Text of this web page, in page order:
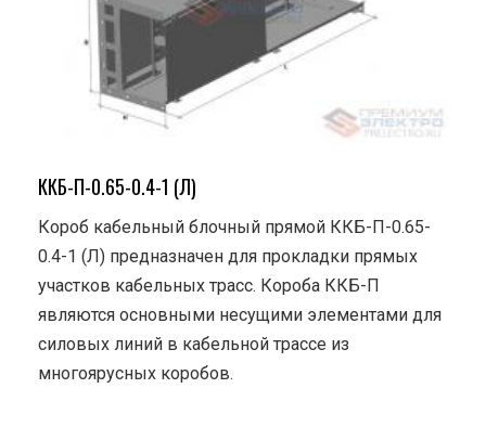
ККБ-П-0.65-0.4-1 (Л)
Короб кабельный блочный прямой ККБ-П-0.65-
0.4-1 (Л) предназначен для прокладки прямых
участков кабельных трасс. Короба ККБ-П
являются основными несущими элементами для
силовых линий в кабельной трассе из
многоярусных коробов.